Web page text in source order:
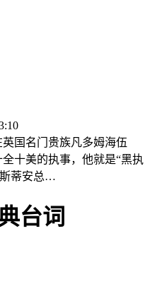
英国名门贵族凡多姆海伍
十美的执事，他就是“黑执
蒂安总…
台词